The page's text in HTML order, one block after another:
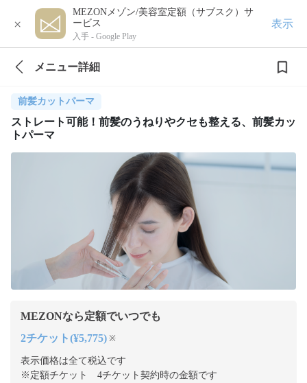
×
MEZONメゾン/美容室定額（サブスク）サ
ービス
入手 - Google Play
表示
メニュー詳細
前髪カットパーマ
ストレート可能！前髪のうねりやクセも整える、前髪カッ
トパーマ
MEZONなら定額でいつでも
2チケット(¥5,775) ※
表示価格は全て税込です
※定額チケット 4チケット契約時の金額です